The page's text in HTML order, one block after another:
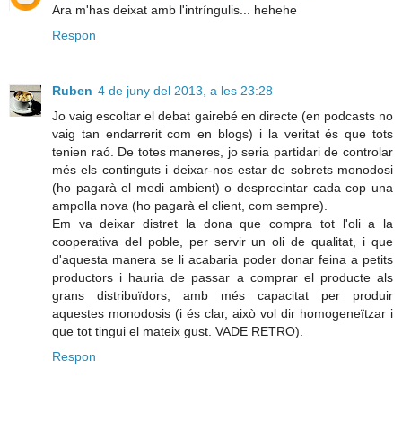
Ara m'has deixat amb l'intríngulis... hehehe
Respon
Ruben 4 de juny del 2013, a les 23:28
Jo vaig escoltar el debat gairebé en directe (en podcasts no
vaig tan endarrerit com en blogs) i la veritat és que tots
tenien raó. De totes maneres, jo seria partidari de controlar
més els continguts i deixar-nos estar de sobrets monodosi
(ho pagarà el medi ambient) o desprecintar cada cop una
ampolla nova (ho pagarà el client, com sempre).
Em va deixar distret la dona que compra tot l'oli a la
cooperativa del poble, per servir un oli de qualitat, i que
d'aquesta manera se li acabaria poder donar feina a petits
productors i hauria de passar a comprar el producte als
grans distribuïdors, amb més capacitat per produir
aquestes monodosis (i és clar, això vol dir homogeneïtzar i
que tot tingui el mateix gust. VADE RETRO).
Respon